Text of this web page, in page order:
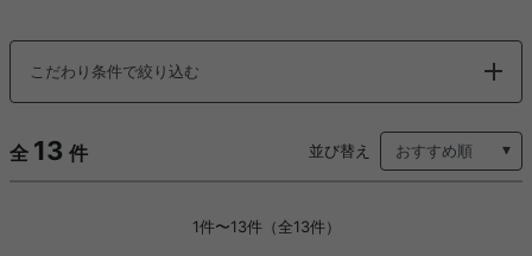
こだわり条件で絞り込む
全 13 件 並び替え
1件〜13件（全13件）